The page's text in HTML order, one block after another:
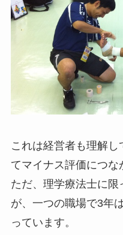
これは経営者も理解
てマイナス評価につな
ただ、理学療法士に
が、一つの職場で3年
っています。